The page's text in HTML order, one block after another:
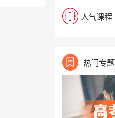
人气课程
热门专题